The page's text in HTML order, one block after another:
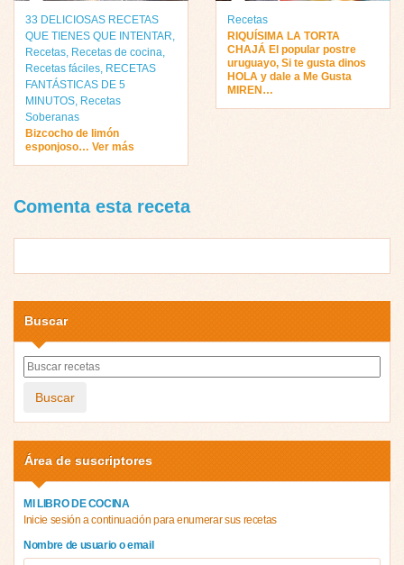
33 DELICIOSAS RECETAS
QUE TIENES QUE INTENTAR,
Recetas, Recetas de cocina,
Recetas fáciles, RECETAS
FANTÁSTICAS DE 5
MINUTOS, Recetas
Soberanas
Bizcocho de limón
esponjoso… Ver más
Recetas
RIQUÍSIMA LA TORTA
CHAJÁ El popular postre
uruguayo, Si te gusta dinos
HOLA y dale a Me Gusta
MIREN…
Comenta esta receta
Buscar
Buscar
Área de suscriptores
MI LIBRO DE COCINA
Inicie sesión a continuación para enumerar sus recetas
Nombre de usuario o email